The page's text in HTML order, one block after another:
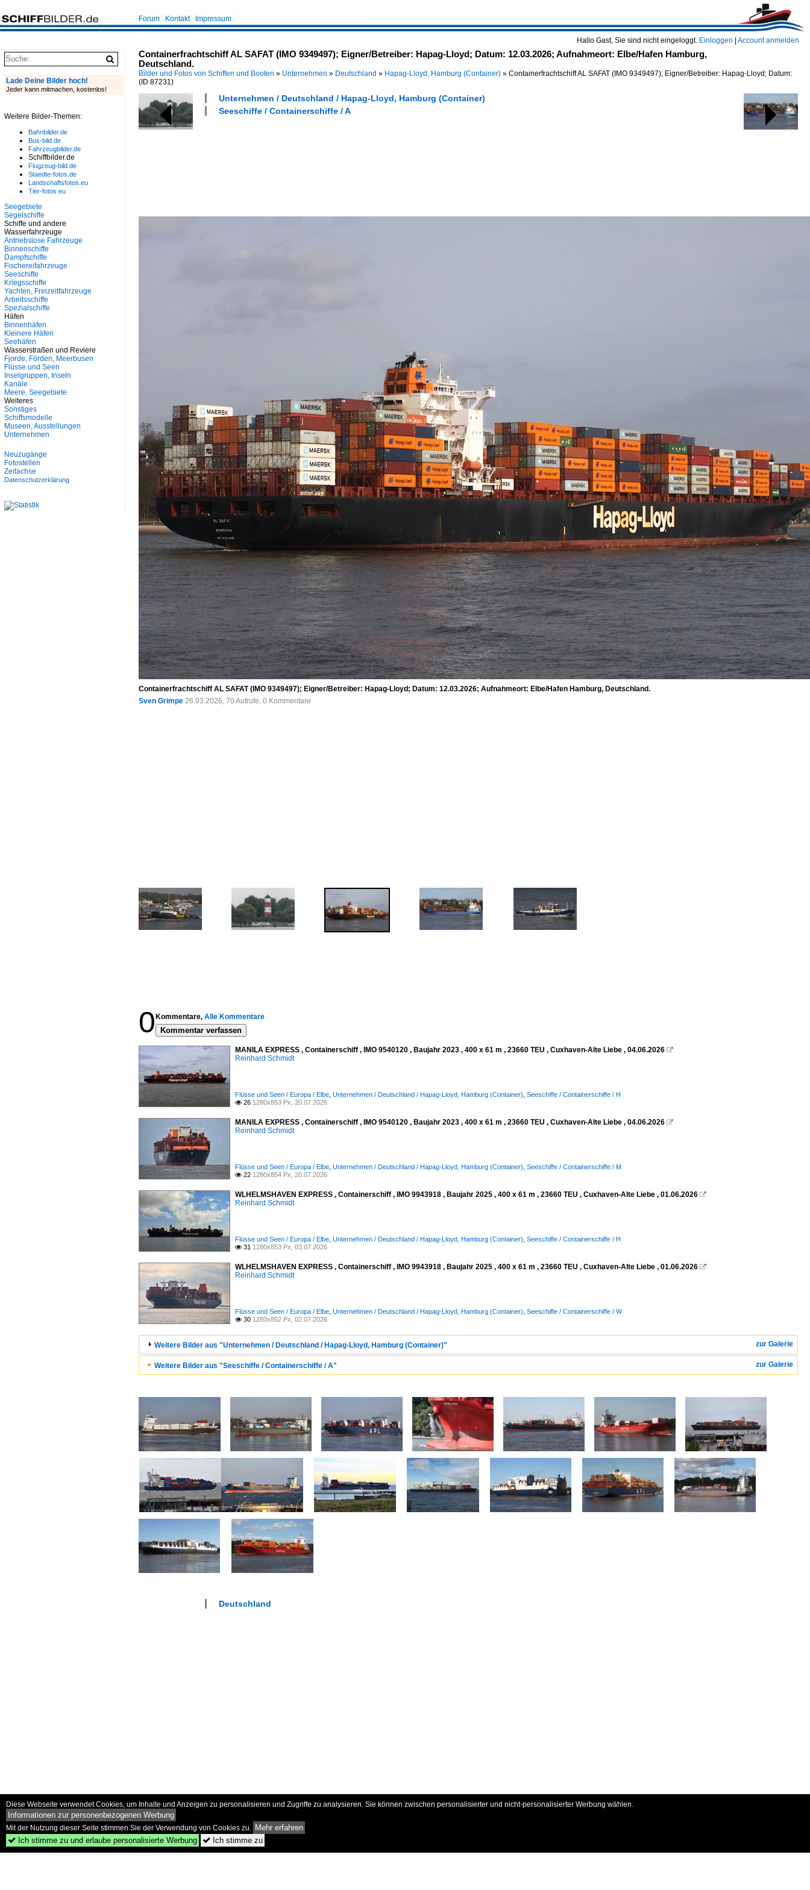
Hallo Gast, Sie sind nicht eingeloggt. Einloggen Account anmelden
Forum Kontakt Impressum
Containerfrachtschiff AL SAFAT (IMO 9349497); Eigner/Betreiber: Hapag-Lloyd; Datum: 12.03.2026; Aufnahmeort: Elbe/Hafen Hamburg,
Deutschland.
Bilder und Fotos von Schiffen und Booten » Unternehmen » Deutschland » Hapag-Lloyd, Hamburg (Container) » Containerfrachtschiff AL SAFAT (IMO 9349497); Eigner/Betreiber: Hapag-Lloyd; Datum:
(ID 87231)
Unternehmen / Deutschland / Hapag-Lloyd, Hamburg (Container)
Seeschiffe / Containerschiffe / A
Containerfrachtschiff AL SAFAT (IMO 9349497); Eigner/Betreiber: Hapag-Lloyd; Datum: 12.03.2026; Aufnahmeort: Elbe/Hafen Hamburg, Deutschland.
Sven Grimpe 26.03.2026, 70 Aufrufe, 0 Kommentare
0 Kommentare, Alle Kommentare
Kommentar verfassen
MANILA EXPRESS , Containerschiff , IMO 9540120 , Baujahr 2023 , 400 x 61 m , 23660 TEU , Cuxhaven-Alte Liebe , 04.06.2026 
Reinhard Schmidt
Flüsse und Seen / Europa / Elbe Unternehmen / Deutschland / Hapag-Lloyd, Hamburg (Container) Seeschiffe / Containerschiffe / H
 26 1280x853 Px, 20.07.2026
MANILA EXPRESS , Containerschiff , IMO 9540120 , Baujahr 2023 , 400 x 61 m , 23660 TEU , Cuxhaven-Alte Liebe , 04.06.2026 
Reinhard Schmidt
Flüsse und Seen / Europa / Elbe Unternehmen / Deutschland / Hapag-Lloyd, Hamburg (Container) Seeschiffe / Containerschiffe / M
 22 1280x854 Px, 20.07.2026
WLHELMSHAVEN EXPRESS , Containerschiff , IMO 9943918 , Baujahr 2025 , 400 x 61 m , 23660 TEU , Cuxhaven-Alte Liebe , 01.06.2026 
Reinhard Schmidt
Flüsse und Seen / Europa / Elbe Unternehmen / Deutschland / Hapag-Lloyd, Hamburg (Container) Seeschiffe / Containerschiffe / H
 31 1280x853 Px, 03.07.2026
WLHELMSHAVEN EXPRESS , Containerschiff , IMO 9943918 , Baujahr 2025 , 400 x 61 m , 23660 TEU , Cuxhaven-Alte Liebe , 01.06.2026 
Reinhard Schmidt
Flüsse und Seen / Europa / Elbe Unternehmen / Deutschland / Hapag-Lloyd, Hamburg (Container) Seeschiffe / Containerschiffe / W
 30 1280x852 Px, 02.07.2026
zur Galerie
Weitere Bilder aus "Unternehmen / Deutschland / Hapag-Lloyd, Hamburg (Container)"
zur Galerie
Weitere Bilder aus "Seeschiffe / Containerschiffe / A"
Deutschland
Lade Deine Bilder hoch!
Jeder kann mitmachen, kostenlos!
Weitere Bilder-Themen:
Bahnbilder.de
Bus-bild.de
Fahrzeugbilder.de
Schiffbilder.de
Flugzeug-bild.de
Staedte-fotos.de
Landschaftsfotos.eu
Tier-fotos.eu
Seegebiete
Segelschiffe
Schiffe und andere
Wasserfahrzeuge
Antriebslose Fahrzeuge
Binnenschiffe
Dampfschiffe
Fischereifahrzeuge
Seeschiffe
Kriegsschiffe
Yachten, Freizeitfahrzeuge
Arbeitsschiffe
Spezialschiffe
Häfen
Binnenhäfen
Kleinere Häfen
Seehäfen
Wasserstraßen und Reviere
Fjorde, Förden, Meerbusen
Flüsse und Seen
Inselgruppen, Inseln
Kanäle
Meere, Seegebiete
Weiteres
Sonstiges
Schiffsmodelle
Museen, Ausstellungen
Unternehmen
Neuzugänge
Fotostellen
Zeitachse
Datenschutzerklärung
Diese Webseite verwendet Cookies, um Inhalte und Anzeigen zu personalisieren und Zugriffe zu analysieren. Sie können zwischen personalisierter und nicht-personalisierter Werbung wählen.
Informationen zur personenbezogenen Werbung
Mit der Nutzung dieser Seite stimmen Sie der Verwendung von Cookies zu. Mehr erfahren
 Ich stimme zu und erlaube personalisierte Werbung  Ich stimme zu